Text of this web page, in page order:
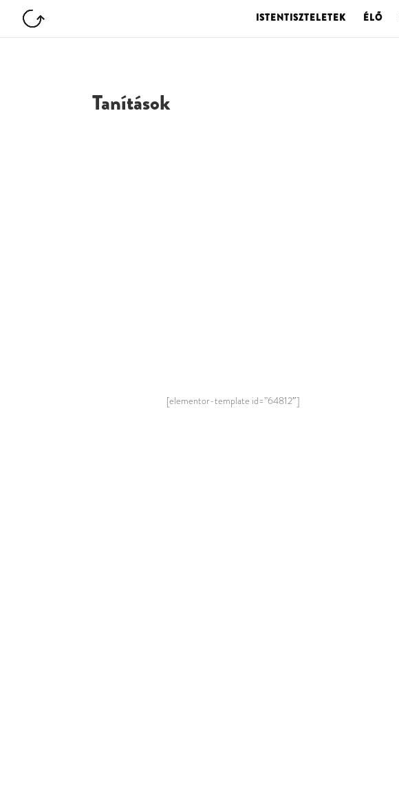
ISTENTISZTELETEK ÉLŐ
Tanítások
[elementor-template id=”64812″]